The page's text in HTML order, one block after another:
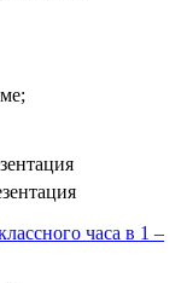
часа в 1 –